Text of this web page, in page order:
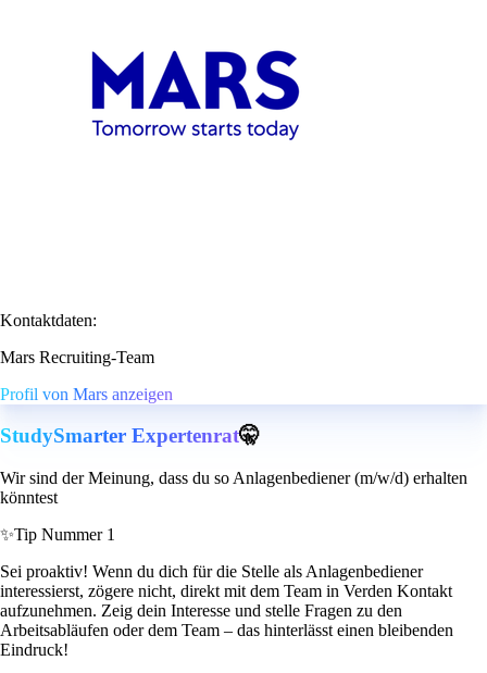
Kontaktdaten:
Mars Recruiting-Team
Profil von Mars anzeigen
StudySmarter Expertenrat🤫
Wir sind der Meinung, dass du so Anlagenbediener (m/w/d) erhalten
könntest
✨Tip Nummer 1
Sei proaktiv! Wenn du dich für die Stelle als Anlagenbediener
interessierst, zögere nicht, direkt mit dem Team in Verden Kontakt
aufzunehmen. Zeig dein Interesse und stelle Fragen zu den
Arbeitsabläufen oder dem Team – das hinterlässt einen bleibenden
Eindruck!